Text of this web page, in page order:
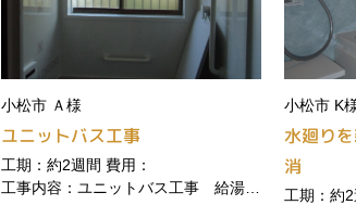
小松市 Ａ様
ユニットバス工事
工期：約2週間 費用：
工事内容：ユニットバス工事 給湯器
小松市 K
水廻り
消
工期：約